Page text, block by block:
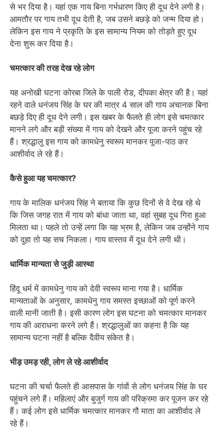
से भर दिया है। यहां एक गाय बिना गर्भधारण किए ही दूध देने लगी है।
आमतौर पर गाय तभी दूध देती है, जब उसने बछड़े को जन्म दिया हो।
लेकिन इस गाय ने प्रकृति के इस सामान्य नियम को तोड़ते हुए दूध
देना शुरू कर दिया है।
चमत्कार की तरह देख रहे लोग
यह अनोखी घटना कोरबा जिले के पाली रोड, दीपका क्षेत्र की है। यहां
रहने वाले धनंजय सिंह के घर की मात्र 4 साल की गाय अचानक बिना
बछड़े दिए ही दूध देने लगी। इस खबर के फैलते ही लोग इसे चमत्कार
मानने लगे और बड़ी संख्या में गाय को देखने और पूजा करने पहुंच रहे
हैं। श्रद्धालु इस गाय को कामधेनु स्वरूप मानकर पूजा-पाठ कर
आशीर्वाद ले रहे हैं।
कैसे हुआ यह चमत्कार?
गाय के मालिक धनंजय सिंह ने बताया कि कुछ दिनों से वे देख रहे थे
कि जिस जगह रात में गाय को बांधा जाता था, वहां सुबह दूध गिरा हुआ
मिलता था। पहले तो उन्हें लगा कि यह भ्रम है, लेकिन जब उन्होंने गाय
को दुहा तो यह सच निकला। गाय वास्तव में दूध देने लगी थी।
धार्मिक मान्यता से जुड़ी आस्था
हिंदू धर्म में कामधेनु गाय को देवी स्वरूप माना गया है। धार्मिक
मान्यताओं के अनुसार, कामधेनु गाय समस्त इच्छाओं को पूर्ण करने
वाली मानी जाती है। इसी कारण लोग इस घटना को चमत्कार मानकर
गाय की आराधना करने लगे हैं। श्रद्धालुओं का कहना है कि यह
सामान्य घटना नहीं है बल्कि दैवीय संकेत है।
भीड़ उमड़ रही, लोग ले रहे आशीर्वाद
घटना की चर्चा फैलते ही आसपास के गांवों से लोग धनंजय सिंह के घर
पहुंचने लगे हैं। महिलाएं और बुजुर्ग गाय की परिक्रमा कर पूजन कर रहे
हैं। कई लोग इसे धार्मिक चमत्कार मानकर गौ माता का आशीर्वाद ले
रहे हैं।